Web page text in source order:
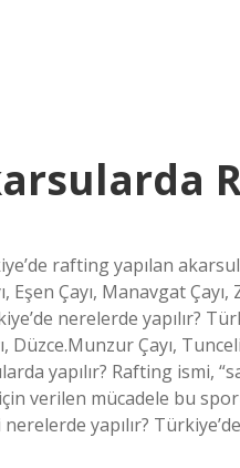
rafting yapılan
Çayı, Manavgat Çayı,
nerelerde yapılır?
Düzce.Munzur Çayı,
yapılır? Rafting ismi,
verilen mücadele bu
yapılır?